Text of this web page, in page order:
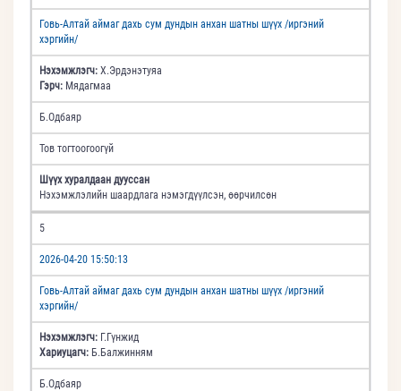
Говь-Алтай аймаг дахь сум дундын анхан шатны шүүх /иргэний
хэргийн/
Нэхэмжлэгч: Х.Эрдэнэтуяа
Гэрч: Мядагмаа
Б.Одбаяр
Тов тогтоогоогүй
Шүүх хуралдаан дууссан
Нэхэмжлэлийн шаардлага нэмэгдүүлсэн, өөрчилсөн
5
2026-04-20 15:50:13
Говь-Алтай аймаг дахь сум дундын анхан шатны шүүх /иргэний
хэргийн/
Нэхэмжлэгч: Г.Гүнжид
Хариуцагч: Б.Балжинням
Б.Одбаяр